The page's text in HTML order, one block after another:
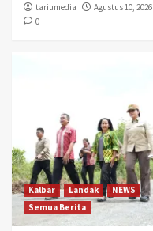
tariumedia
Agustus 10, 2026
0
Kalbar Landak
NEWS
Semua Berita